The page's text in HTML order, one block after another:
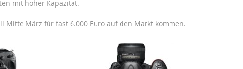
mit hoher Kapazität.
Mitte März für fast 6.000 Euro auf den Markt kommen.